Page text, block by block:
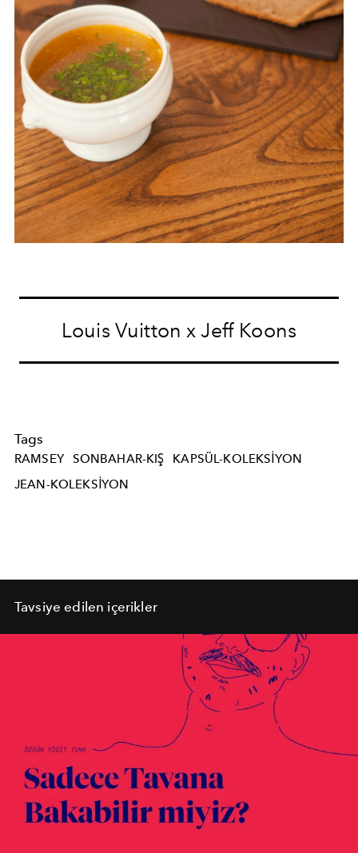
Louis Vuitton x Jeff Koons
Tags
RAMSEY SONBAHAR-KIŞ
KAPSÜL-KOLEKSIYON
JEAN-KOLEKSIYON
Tavsiye edilen içerikler